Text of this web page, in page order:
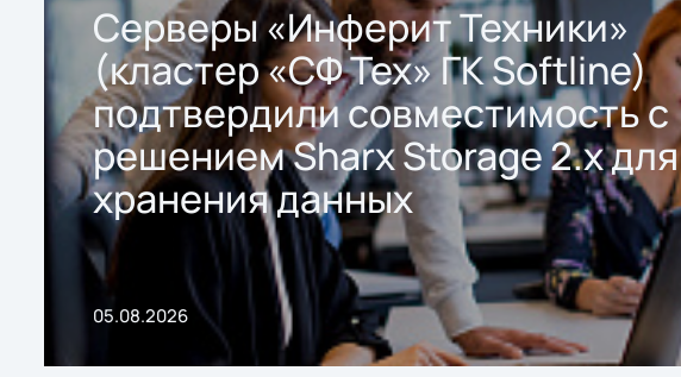
Серверы «Инферит Техники»
(кластер «СФ Тех» ГК Softline)
подтвердили совместимость с
решением Sharx Storage 2.x для
хранения данных
05.08.2026